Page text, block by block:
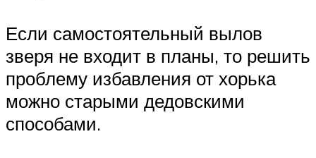
Если самостоятельный вылов
зверя не входит в планы, то решить
проблему избавления от хорька
можно старыми дедовскими
способами.